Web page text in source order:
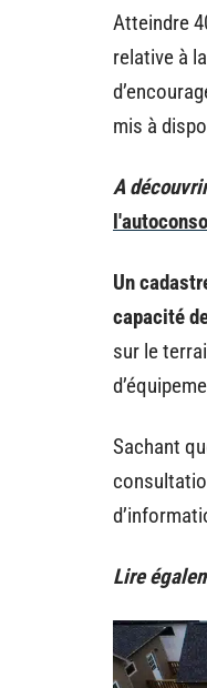
Atteindre
relative à
mis à
A
Un
capacité
sur le
Sachant
Lire